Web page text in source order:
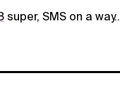
super, SMS on a way..